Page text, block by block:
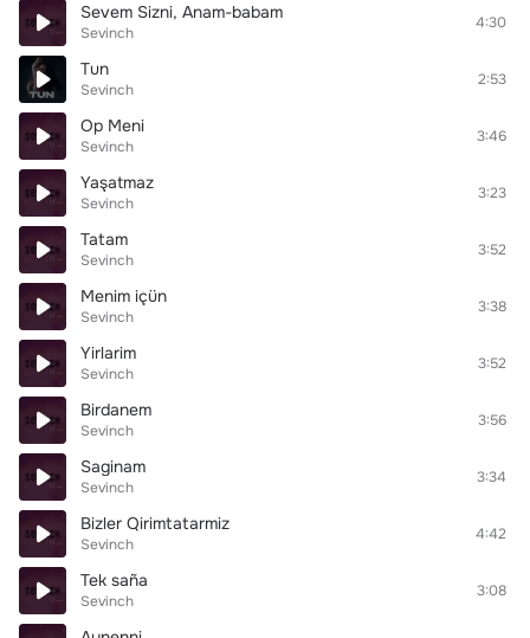
Sevem Sizni, Anam-babam
Sevinch
4:30
Tun
Sevinch
2:53
Op Meni
Sevinch
3:46
Yaşatmaz
Sevinch
3:23
Tatam
Sevinch
3:52
Menim içün
Sevinch
3:38
Yirlarim
Sevinch
3:52
Birdanem
Sevinch
3:56
Saginam
Sevinch
3:34
Bizler Qirimtatarmiz
Sevinch
4:42
Tek saña
Sevinch
3:08